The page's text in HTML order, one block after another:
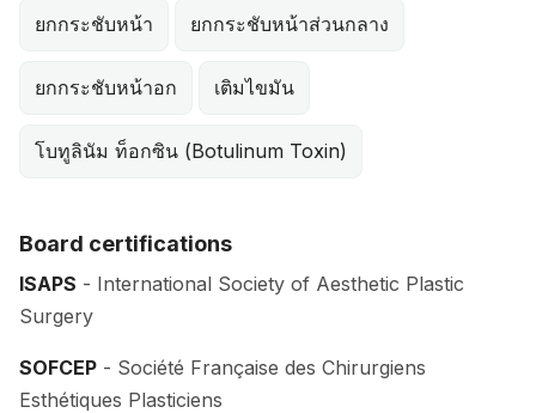
ยกกระชับหน้า ยกกระชับหน้าส่วนกลาง
ยกกระชับหน้าอก เติมไขมัน
โบทูลินัม ท็อกซิน (Botulinum Toxin)
Board certifications
ISAPS - International Society of Aesthetic Plastic
Surgery
SOFCEP - Société Française des Chirurgiens
Esthétiques Plasticiens